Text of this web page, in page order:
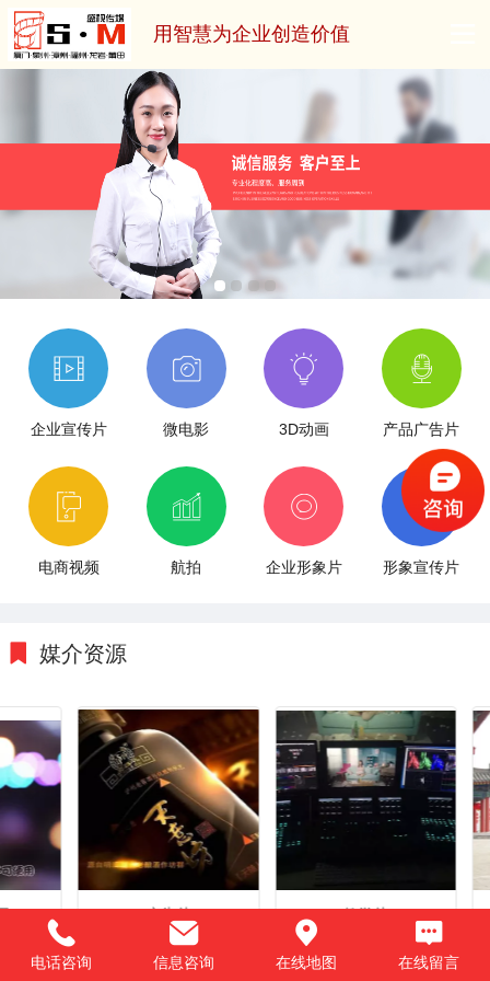
用智慧为企业创造价值
企业宣传片 微电影 3D动画 产品广告片
电商视频 航拍 企业形象片 形象宣传片
媒介资源
广告片 教学片
电话咨询 信息咨询 在线地图 在线留言